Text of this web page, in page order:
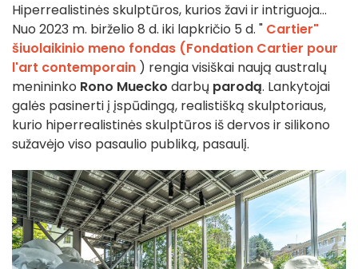
Hiperrealistinės skulptūros, kurios žavi ir intriguoja...
Nuo 2023 m. birželio 8 d. iki lapkričio 5 d. " Cartier"
šiuolaikinio meno fondas (Fondation Cartier pour
l'art contemporain ) rengia visiškai naują australų
menininko Rono Muecko darbų parodą. Lankytojai
galės pasinerti į įspūdingą, realistišką skulptoriaus,
kurio hiperrealistinės skulptūros iš dervos ir silikono
sužavėjo viso pasaulio publiką, pasaulį.